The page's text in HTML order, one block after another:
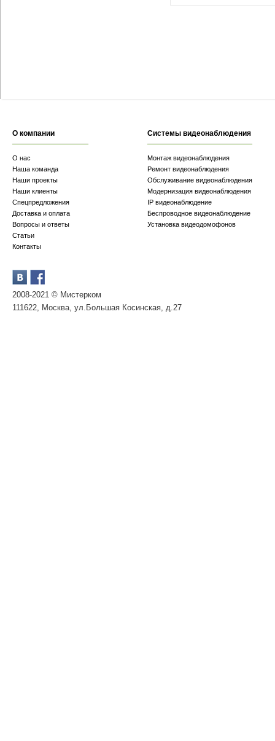
О компании
О нас
Наша команда
Наши проекты
Наши клиенты
Спецпредложения
Доставка и оплата
Вопросы и ответы
Статьи
Контакты
2008-2021 © Мистерком
111622, Москва, ул.Большая Косинская, д.27
Системы видеонаблюдения
Монтаж видеонаблюдения
Ремонт видеонаблюдения
Обслуживание видеонаблюдения
Модернизация видеонаблюдения
IP видеонаблюдение
Беспроводное видеонаблюдение
Установка видеодомофонов